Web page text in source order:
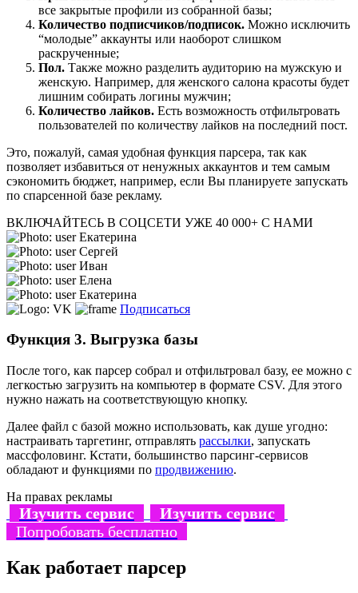
все закрытые профили из собранной базы;
Количество подписчиков/подписок. Можно исключить
“молодые” аккаунты или наоборот слишком
раскрученные;
Пол. Также можно разделить аудиторию на мужскую и
женскую. Например, для женского салона красоты будет
лишним собирать логины мужчин;
Количество лайков. Есть возможность отфильтровать
пользователей по количеству лайков на последний пост.
Это, пожалуй, самая удобная функция парсера, так как
позволяет избавиться от ненужных аккаунтов и тем самым
сэкономить бюджет, например, если Вы планируете запускать
по спарсенной базе рекламу.
ВКЛЮЧАЙТЕСЬ В СОЦСЕТИ УЖЕ 40 000+ С НАМИ
Екатерина
Сергей
Иван
Елена
Екатерина
Подписаться
Функция 3. Выгрузка базы
После того, как парсер собрал и отфильтровал базу, ее можно с
легкостью загрузить на компьютер в формате CSV. Для этого
нужно нажать на соответствующую кнопку.
Далее файл с базой можно использовать, как душе угодно:
настраивать таргетинг, отправлять рассылки, запускать
массфоловинг. Кстати, большинство парсинг-сервисов
обладают и функциями по продвижению.
На правах рекламы
Изучить сервис
Изучить сервис
Попробовать бесплатно
Как работает парсер